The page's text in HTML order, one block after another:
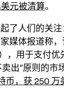
元被清算。
了人们的关
媒体报道称，
，用于支付优
出”原则的市
币，获 250 万